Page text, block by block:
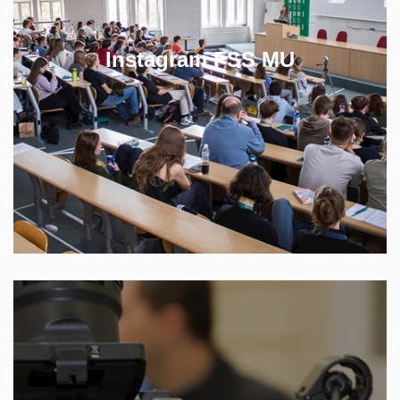
Instagram FSS MU
Buďte v námi v kontaktu a sledujte Instagram, kde
se dozvíte všechno podstatné ze života na fakultě.
SLEDUJTE NÁŠ INSTAGRAM